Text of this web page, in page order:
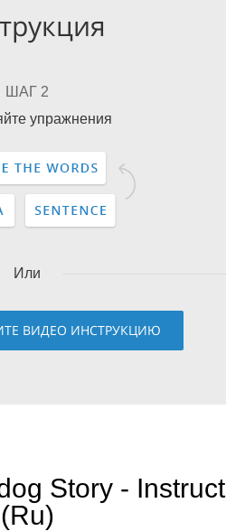
ШАГ 2
упражнения
Или
ВИДЕО ИНСТРУКЦИЮ
Story -
(Ru)